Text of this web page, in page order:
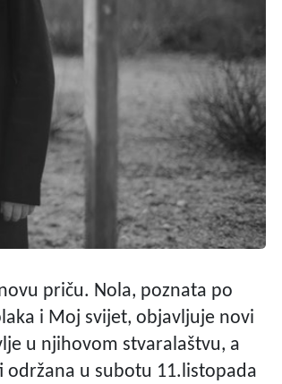
priču. Nola, poznata po
i Moj svijet, objavljuje novi
u njihovom stvaralaštvu, a
u subotu 11.listopada